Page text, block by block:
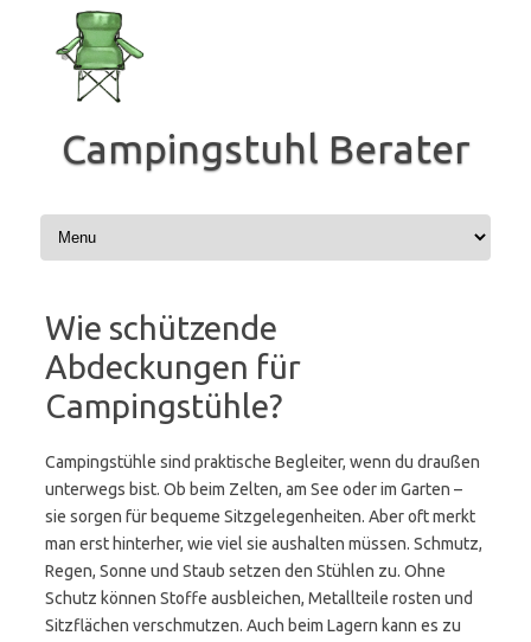
springen
Campingstuhl Berater
Wie schützende
Abdeckungen für
Campingstühle?
Campingstühle sind praktische Begleiter, wenn du draußen
unterwegs bist. Ob beim Zelten, am See oder im Garten –
sie sorgen für bequeme Sitzgelegenheiten. Aber oft merkt
man erst hinterher, wie viel sie aushalten müssen. Schmutz,
Regen, Sonne und Staub setzen den Stühlen zu. Ohne
Schutz können Stoffe ausbleichen, Metallteile rosten und
Sitzflächen verschmutzen. Auch beim Lagern kann es zu